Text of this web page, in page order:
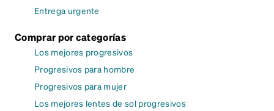
Entrega urgente
Comprar por categorías
Los mejores progresivos
Progresivos para hombre
Progresivos para mujer
Los mejores lentes de sol progresivos